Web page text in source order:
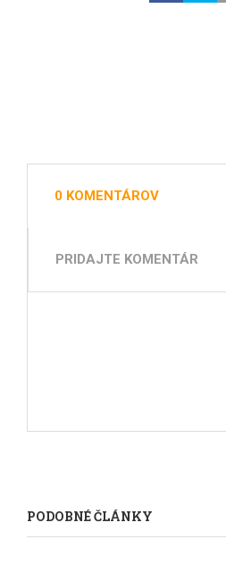
0 KOMENTÁROV
PRIDAJTE KOMENTÁR
PODOBNÉ ČLÁNKY